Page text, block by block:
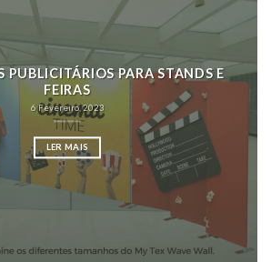
PUBLICITÁRIOS PARA STANDS E
FEIRAS
6 Fevereiro, 2023
LER MAIS